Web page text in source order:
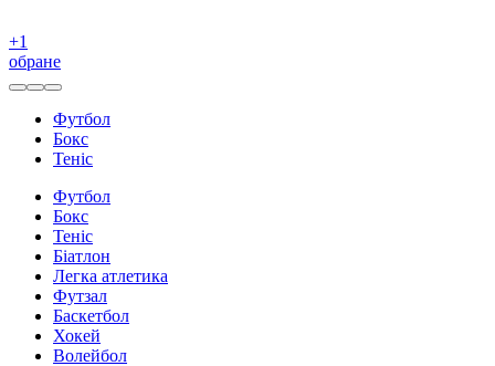
+1
обране
Футбол
Бокс
Теніс
Футбол
Бокс
Теніс
Біатлон
Легка атлетика
Футзал
Баскетбол
Хокей
Волейбол